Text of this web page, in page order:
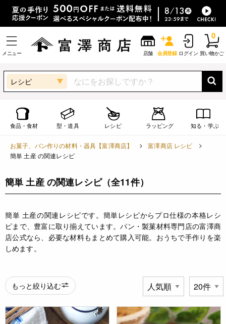
メニュー 店舗 会員登録 ログイン 買い物かご
0
レシピ
食品・食材 型・道具 レシピ ラッピング 知る・学ぶ
お菓子、パン作りの材料・器具【富澤商店】
富澤商店 レシピ
簡単 土産 の関連レシピ
簡単 土産 の関連レシピ（全11件）
簡単 土産の関連レシピです。簡単レシピからプロ仕様の本格レシ
ピまで、豊富に取り揃えています。パン・製菓材料専門店の富澤商
店公式なら、必要な材料もまとめて購入可能。おうちで手作りを楽
しめます。
もっと絞り込む